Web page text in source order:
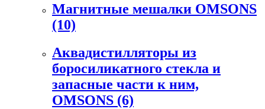
Магнитные мешалки OMSONS
(10)
Аквадистилляторы из
боросиликатного стекла и
запасные части к ним,
OMSONS (6)